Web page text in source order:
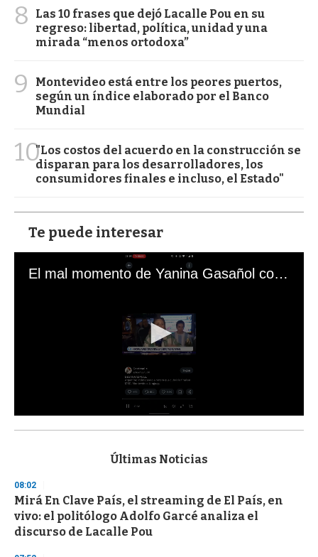
8
Las 10 frases que dejó Lacalle Pou en su
regreso: libertad, política, unidad y una
mirada “menos ortodoxa”
9
Montevideo está entre los peores puertos,
según un índice elaborado por el Banco
Mundial
10"Los costos del acuerdo en la construcción se
disparan para los desarrolladores, los
consumidores finales e incluso, el Estado"
Te puede interesar
El mal momento de Yanina Gasañol con un hincha argentino en "Subrayado"
s
d
s
o
f
3
Últimas Noticias
08:02
Mirá En Clave País, el streaming de El País, en
vivo: el politólogo Adolfo Garcé analiza el
discurso de Lacalle Pou